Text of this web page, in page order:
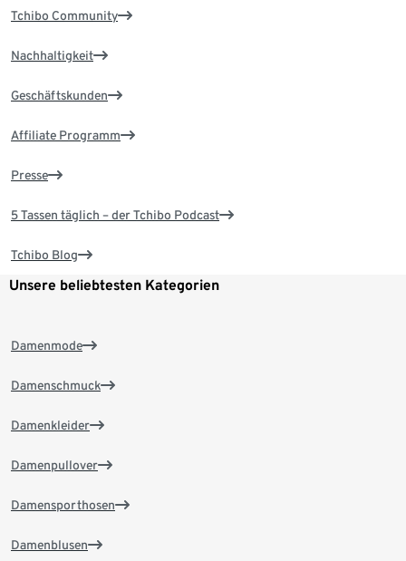
Tchibo Community
Nachhaltigkeit
Geschäftskunden
Affiliate Programm
Presse
5 Tassen täglich – der Tchibo Podcast
Tchibo Blog
Unsere beliebtesten Kategorien
Damenmode
Damenschmuck
Damenkleider
Damenpullover
Damensporthosen
Damenblusen